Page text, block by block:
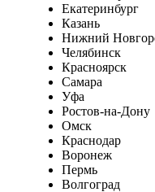
Екатеринбург
Казань
Нижний
Челябинск
Красноярск
Самара
Уфа
Ростов-на-Дону
Омск
Краснодар
Воронеж
Пермь
Волгоград